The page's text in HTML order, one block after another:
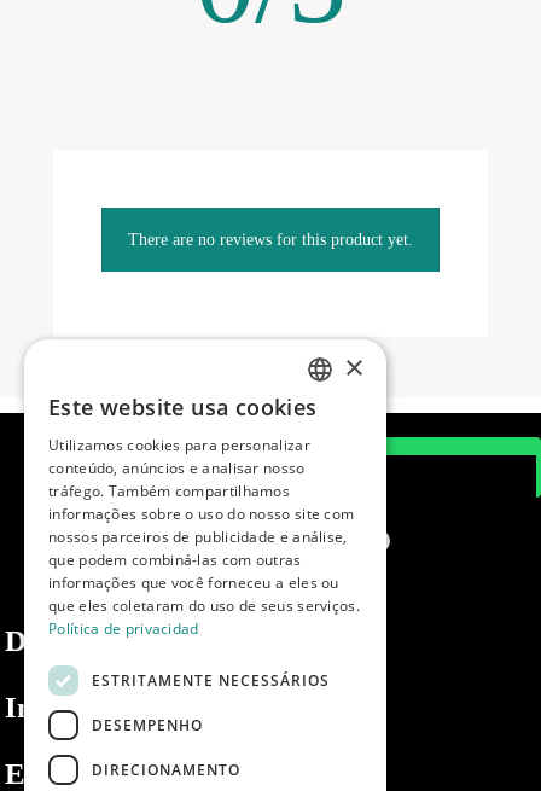
There are no reviews for this product yet.
Dibaq
Informações
Espaço privado
SPANISH
ENGLISH
PORTUGUESE
×
Este website usa cookies
Utilizamos cookies para personalizar
conteúdo, anúncios e analisar nosso
tráfego. Também compartilhamos
informações sobre o uso do nosso site com
nossos parceiros de publicidade e análise,
que podem combiná-las com outras
informações que você forneceu a eles ou
que eles coletaram do uso de seus serviços.
Política de privacidad
ESTRITAMENTE NECESSÁRIOS
DESEMPENHO
DIRECIONAMENTO